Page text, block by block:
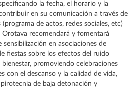
la fecha, el horario y la
en su comunicación a través de
de actos, redes sociales, etc)
Orotava recomendará y fomentará
sensibilización en asociaciones de
fiestas sobre los efectos del ruido
bienestar, promoviendo celebraciones
con el descanso y la calidad de vida,
de baja detonación y